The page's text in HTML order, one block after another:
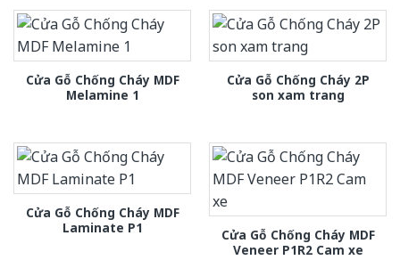
Cửa Gỗ Chống Cháy MDF
Melamine 1
Cửa Gỗ Chống Cháy 2P
son xam trang
Cửa Gỗ Chống Cháy MDF
Laminate P1
Cửa Gỗ Chống Cháy MDF
Veneer P1R2 Cam xe